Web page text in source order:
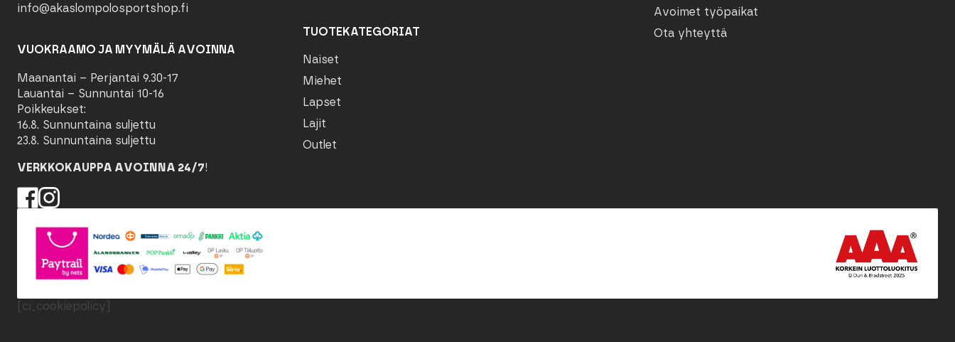
info@akaslompolosportshop.fi
VUOKRAAMO JA MYYMÄLÄ AVOINNA
Maanantai – Perjantai 9.30-17
Lauantai – Sunnuntai 10-16
Poikkeukset:
16.8. Sunnuntaina suljettu
23.8. Sunnuntaina suljettu
VERKKOKAUPPA AVOINNA 24/7!
TUOTEKATEGORIAT
Naiset
Miehet
Lapset
Lajit
Outlet
Avoimet työpaikat
Ota yhteyttä
[ci_cookiepolicy]